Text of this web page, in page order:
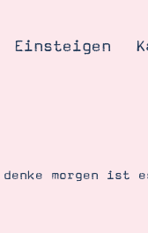
Einsteigen
morgen ist